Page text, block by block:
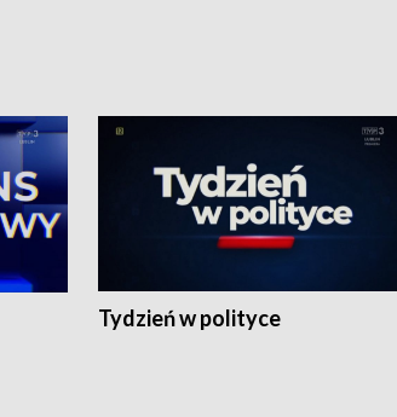
Tydzień w polityce